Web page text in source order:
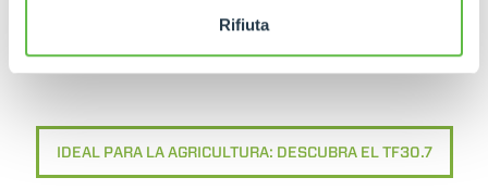
Rifiuta
IDEAL PARA LA AGRICULTURA: DESCUBRA EL TF30.7